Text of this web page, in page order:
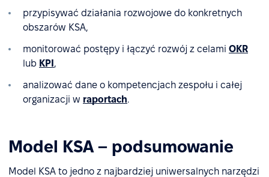
przypisywać działania rozwojowe do konkretnych
obszarów KSA,
monitorować postępy i łączyć rozwój z celami OKR
lub KPI ,
analizować dane o kompetencjach zespołu i całej
organizacji w raportach.
Model KSA – podsumowanie
Model KSA to jedno z najbardziej uniwersalnych narzędzi